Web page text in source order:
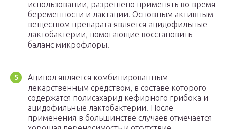
использовании, разрешено применять во время
беременности и лактации. Основным активным
веществом препарата является ацидофильные
лактобактерии, помогающие восстановить
баланс микрофлоры.
Аципол является комбинированным
лекарственным средством, в составе которого
содержатся полисахарид кефирного грибока и
ацидофильные лактобактерии. После
применения в большинстве случаев отмечается